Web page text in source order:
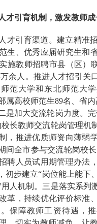
才引育机制，激发教师成
才引育渠道。建立精准
生、优秀应届研究生和
施教师招聘市县（区）
余人。推进人才招引关
范大学和东北师范大学
属高校师范生89名、省
是加大交流轮岗力度。完
校长教师交流轮岗管理机
，推进优质师资向薄弱
间全市参与交流轮岗校
聘人员试用期管理办法
初步建立“岗位能上能下
用人机制。三是落实系列
革，持续优化评价标准
保障教师工资待遇，